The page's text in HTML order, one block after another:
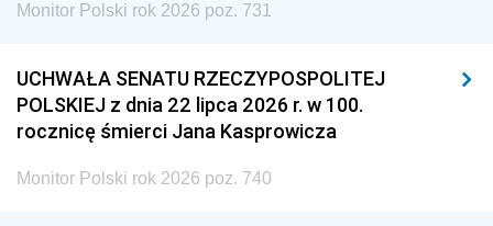
Monitor Polski rok 2026 poz. 731
UCHWAŁA SENATU RZECZYPOSPOLITEJ
POLSKIEJ z dnia 22 lipca 2026 r. w 100.
rocznicę śmierci Jana Kasprowicza
Monitor Polski rok 2026 poz. 740